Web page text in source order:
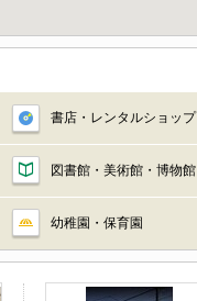
書店・レンタルショップ
図書館・美術館・博物館
幼稚園・保育園